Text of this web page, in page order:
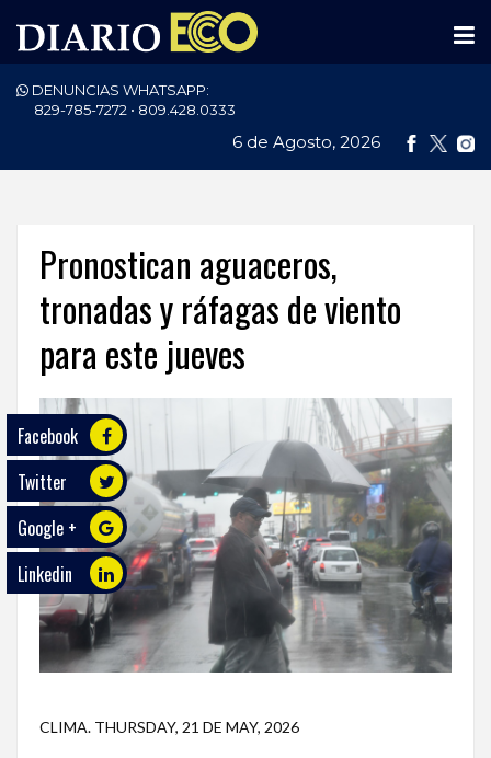
DENUNCIAS WHATSAPP:
829-785-7272 • 809.428.0333
6 de Agosto, 2026
PORTADA
ECONOMÍA
SALUD
TECNOLOGÍA
ECO
PLAY
TRABAJOS
DE
INVESTIGACIÓN
Pronostican aguaceros,
tronadas y ráfagas de viento
para este jueves
Facebook
Twitter
Google +
Linkedin
CLIMA. THURSDAY, 21 DE MAY, 2026